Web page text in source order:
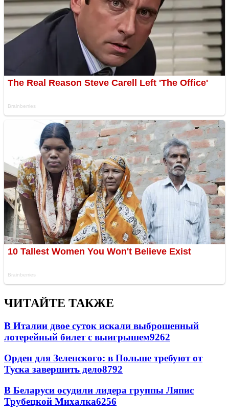
ЧИТАЙТЕ ТАКЖЕ
В Италии двое суток искали выброшенный
лотерейный билет с выигрышем9262
Орден для Зеленского: в Польше требуют от
Туска завершить дело8792
В Беларуси осудили лидера группы Ляпис
Трубецкой Михалка6256